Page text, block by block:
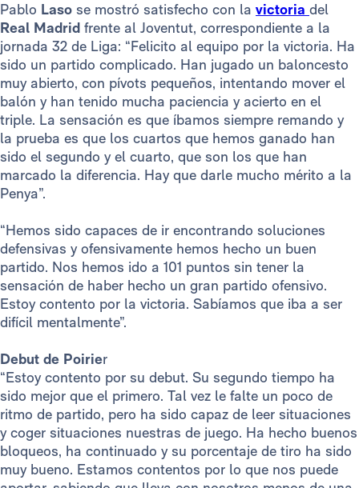
Pablo Laso se mostró satisfecho con la victoria del
Real Madrid frente al Joventut, correspondiente a la
jornada 32 de Liga: “Felicito al equipo por la victoria. Ha
sido un partido complicado. Han jugado un baloncesto
muy abierto, con pívots pequeños, intentando mover el
balón y han tenido mucha paciencia y acierto en el
triple. La sensación es que íbamos siempre remando y
la prueba es que los cuartos que hemos ganado han
sido el segundo y el cuarto, que son los que han
marcado la diferencia. Hay que darle mucho mérito a la
Penya”.
“Hemos sido capaces de ir encontrando soluciones
defensivas y ofensivamente hemos hecho un buen
partido. Nos hemos ido a 101 puntos sin tener la
sensación de haber hecho un gran partido ofensivo.
Estoy contento por la victoria. Sabíamos que iba a ser
difícil mentalmente”.
Debut de Poirier
“Estoy contento por su debut. Su segundo tiempo ha
sido mejor que el primero. Tal vez le falte un poco de
ritmo de partido, pero ha sido capaz de leer situaciones
y coger situaciones nuestras de juego. Ha hecho buenos
bloqueos, ha continuado y su porcentaje de tiro ha sido
muy bueno. Estamos contentos por lo que nos puede